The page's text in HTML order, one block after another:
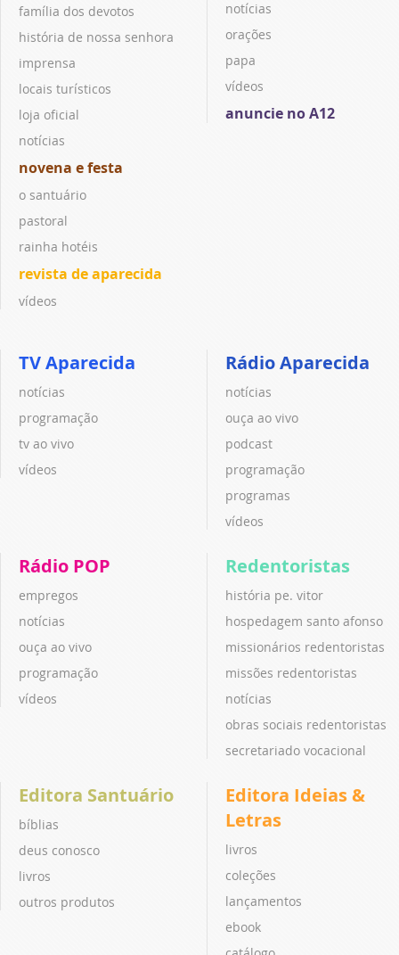
família dos devotos
história de nossa senhora
imprensa
locais turísticos
loja oficial
notícias
novena e festa
o santuário
pastoral
rainha hotéis
revista de aparecida
vídeos
notícias
orações
papa
vídeos
anuncie no A12
TV Aparecida
notícias
programação
tv ao vivo
vídeos
Rádio Aparecida
notícias
ouça ao vivo
podcast
programação
programas
vídeos
Rádio POP
empregos
notícias
ouça ao vivo
programação
vídeos
Redentoristas
história pe. vitor
hospedagem santo afonso
missionários redentoristas
missões redentoristas
notícias
obras sociais redentoristas
secretariado vocacional
Editora Santuário
bíblias
deus conosco
livros
outros produtos
Editora Ideias &
Letras
livros
coleções
lançamentos
ebook